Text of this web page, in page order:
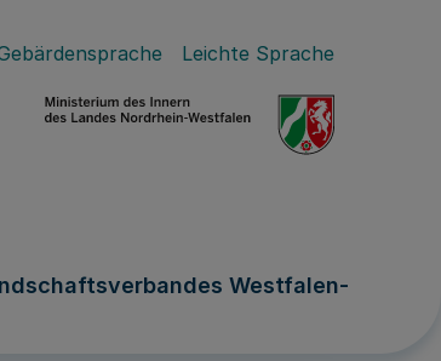
Leichte Sprache
Westfalen-